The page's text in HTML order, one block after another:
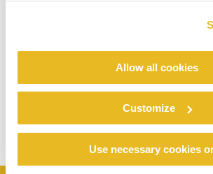
Allow all cookies
Customize
Use necessary cookies